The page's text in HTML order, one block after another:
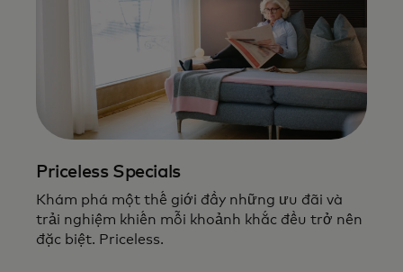
Priceless Specials
Khám phá một thế giới đầy những ưu đãi và
trải nghiệm khiến mỗi khoảnh khắc đều trở nên
đặc biệt. Priceless.